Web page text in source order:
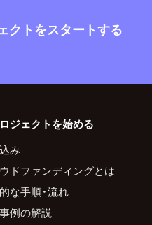
クトをスタートする
ジェクトを始める
み
ドファンディングとは
な手順・流れ
例の解説